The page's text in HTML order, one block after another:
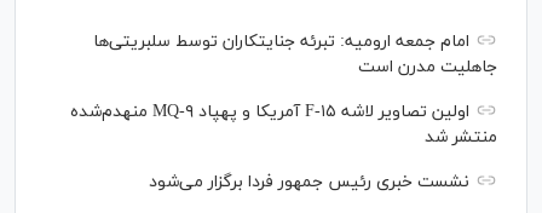
امام جمعه ارومیه: تبرئه جنایتکاران توسط سلبریتی‌ها
جاهلیت مدرن است
اولین تصاویر لاشه F-۱۵ آمریکا و پهپاد MQ-۹ منهدم‌شده
منتشر شد
نشست خبری رئیس‌ جمهور فردا برگزار می‌شود